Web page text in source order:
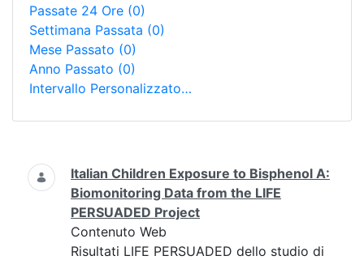
Passate 24 Ore (0)
Settimana Passata (0)
Mese Passato (0)
Anno Passato (0)
Intervallo Personalizzato…
Ricerca
Italian Children Exposure to Bisphenol A:
Biomonitoring Data from the LIFE
PERSUADED Project
Contenuto Web
Risultati LIFE PERSUADED dello studio di